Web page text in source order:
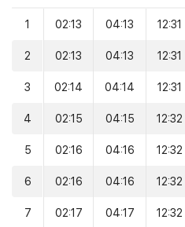
1 02:13 04:13 12:31
2 02:13 04:13 12:31
3 02:14 04:14 12:31
4 02:15 04:15 12:32
5 02:16 04:16 12:32
6 02:16 04:16 12:32
7 02:17 04:17 12:32